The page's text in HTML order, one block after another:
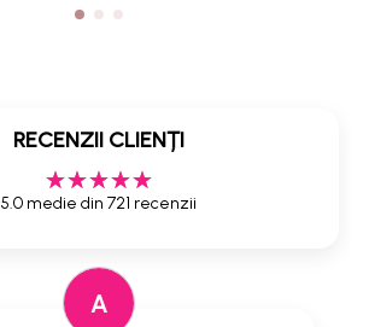
RECENZII CLIENȚI
5.0 medie din 721 recenzii
A